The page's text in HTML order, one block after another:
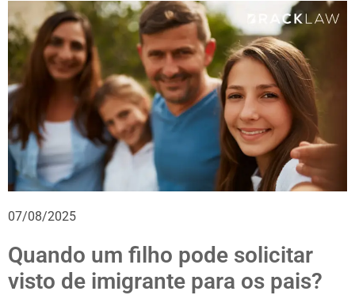
07/08/2025
Quando um filho pode solicitar
visto de imigrante para os pais?